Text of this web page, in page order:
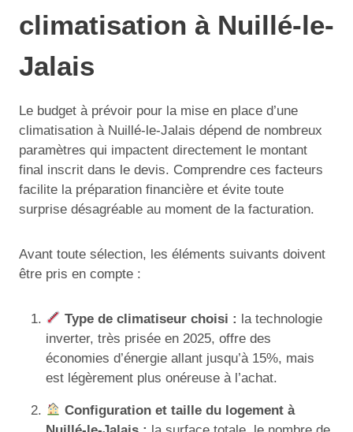
climatisation à Nuillé-le-
Jalais
Le budget à prévoir pour la mise en place d’une
climatisation à Nuillé-le-Jalais dépend de nombreux
paramètres qui impactent directement le montant
final inscrit dans le devis. Comprendre ces facteurs
facilite la préparation financière et évite toute
surprise désagréable au moment de la facturation.
Avant toute sélection, les éléments suivants doivent
être pris en compte :
Type de climatiseur choisi : la technologie
inverter, très prisée en 2025, offre des
économies d’énergie allant jusqu’à 15%, mais
est légèrement plus onéreuse à l’achat.
Configuration et taille du logement à